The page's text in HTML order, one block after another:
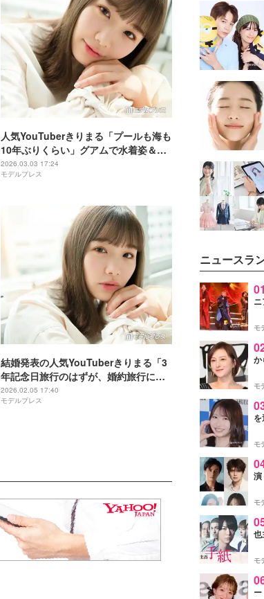
人気YouTuberきりまる「プールも海も
10年ぶりくらい」グアムで水着姿＆婚
約者との2ショット披露「ひっついてる
のラブラブで可愛い」「包容力すご
2026.03.03 17:24
モデルプレス
結婚発表の人気YouTuberきりまる「3
年記念日旅行のはずが、婚約旅行に」
婚約者との“ラブラブ”2ショット公開
「おんぶしてるの可愛すぎる」「素敵
2026.02.05 17:40
モデルプレス
ニュースラ
01
進
モ
か
モ
モ
演
ャ
モ
也
モ